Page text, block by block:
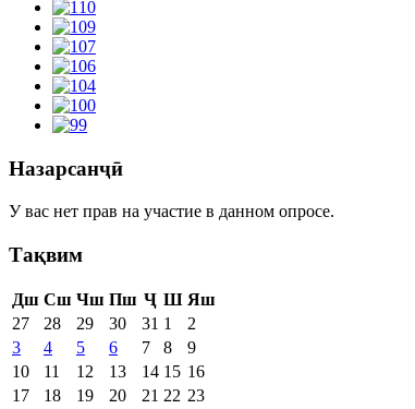
Назарсанҷӣ
У вас нет прав на участие в данном опросе.
Тақвим
Дш Сш Чш Пш Ҷ Ш Яш
27
28 29 30 31 1
2
3
4 5 6 7 8
9
10
11 12 13 14 15 16
17
18 19 20 21 22 23